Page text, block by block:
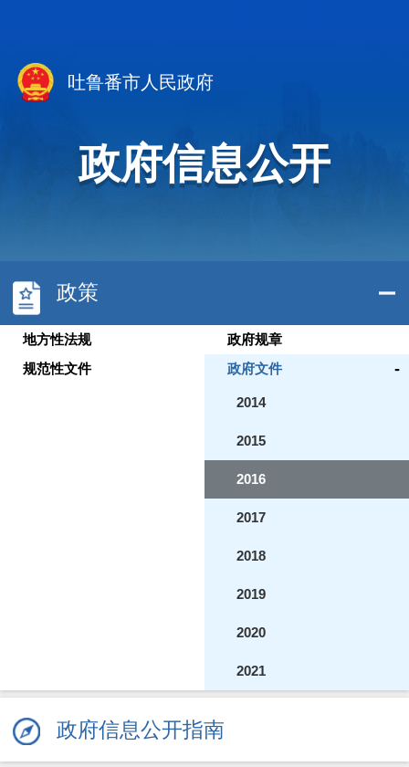
吐鲁番市人民政府
政府信息公开
政策
地方性法规
政府规章
规范性文件
政府文件 -
2014
2015
2016
2017
2018
2019
2020
2021
政府信息公开指南